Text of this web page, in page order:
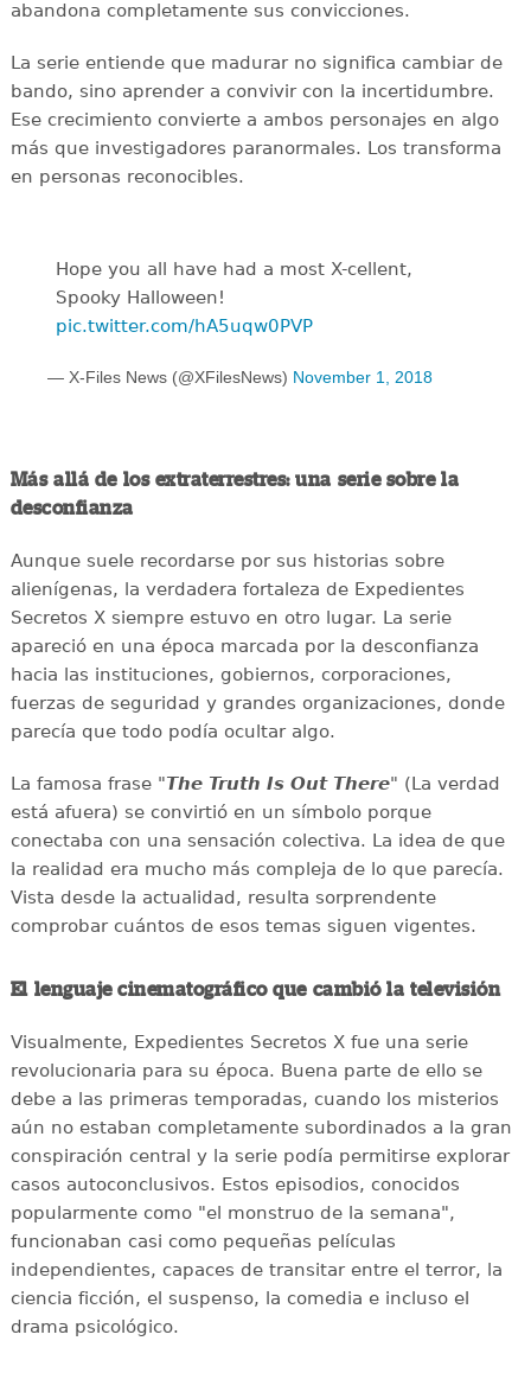
abandona completamente sus convicciones.
La serie entiende que madurar no significa cambiar de
bando, sino aprender a convivir con la incertidumbre.
Ese crecimiento convierte a ambos personajes en algo
más que investigadores paranormales. Los transforma
en personas reconocibles.
Hope you all have had a most X-cellent,
Spooky Halloween!
pic.twitter.com/hA5uqw0PVP
— X-Files News (@XFilesNews) November 1, 2018
Más allá de los extraterrestres: una serie sobre la
desconfianza
Aunque suele recordarse por sus historias sobre
alienígenas, la verdadera fortaleza de Expedientes
Secretos X siempre estuvo en otro lugar. La serie
apareció en una época marcada por la desconfianza
hacia las instituciones, gobiernos, corporaciones,
fuerzas de seguridad y grandes organizaciones, donde
parecía que todo podía ocultar algo.
La famosa frase "The Truth Is Out There" (La verdad
está afuera) se convirtió en un símbolo porque
conectaba con una sensación colectiva. La idea de que
la realidad era mucho más compleja de lo que parecía.
Vista desde la actualidad, resulta sorprendente
comprobar cuántos de esos temas siguen vigentes.
El lenguaje cinematográfico que cambió la televisión
Visualmente, Expedientes Secretos X fue una serie
revolucionaria para su época. Buena parte de ello se
debe a las primeras temporadas, cuando los misterios
aún no estaban completamente subordinados a la gran
conspiración central y la serie podía permitirse explorar
casos autoconclusivos. Estos episodios, conocidos
popularmente como "el monstruo de la semana",
funcionaban casi como pequeñas películas
independientes, capaces de transitar entre el terror, la
ciencia ficción, el suspenso, la comedia e incluso el
drama psicológico.